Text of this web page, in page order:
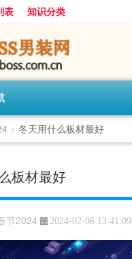
表 知识分类
> 冬天用什么板材最好
板材最好
节2024 2024-02-06 13:41:09